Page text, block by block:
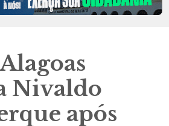
Nivaldo
após